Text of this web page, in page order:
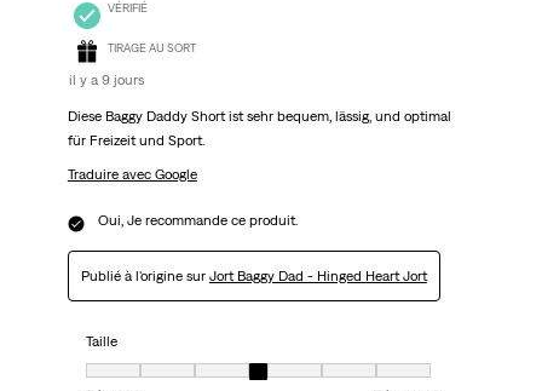
VÉRIFIÉ
TIRAGE AU SORT
il y a 9 jours
Diese Baggy Daddy Short ist sehr bequem, lässig, und optimal
für Freizeit und Sport.
Traduire avec Google
Oui, Je recommande ce produit.
Publié à l'origine sur Jort Baggy Dad - Hinged Heart Jort
Taille
Taille, 4 sur 7, où 1 est égal à Très petit et 7 est égal à Très grand